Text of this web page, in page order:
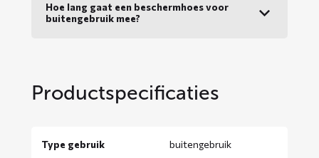
Hoe lang gaat een beschermhoes voor
buitengebruik mee?
Productspecificaties
Type gebruik buitengebruik